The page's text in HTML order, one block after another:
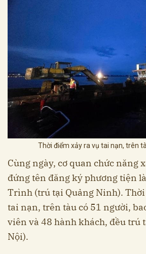
Thời điểm xảy ra vụ tai nạn, trên
Cùng ngày, cơ quan chức năng
đứng tên đăng ký phương tiện
Trình (trú tại Quảng Ninh).
tai nạn, trên tàu có 51 người,
viên và 48 hành khách, đều trú
Nội).